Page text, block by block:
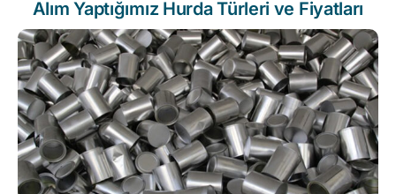
Alım Yaptığımız Hurda Türleri ve Fiyatları